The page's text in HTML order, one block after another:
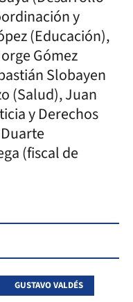
y
(Educación),
Gómez
Slobayen
(Salud), Juan
y Derechos
(fiscal de
GUSTAVO VALDÉS